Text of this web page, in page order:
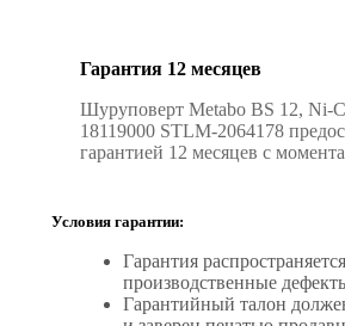
Гарантия 12 месяцев
Шуруповерт Metabo BS 12, Ni-
18119000 STLM-2064178
гарантией 12 месяцев с
Условия гарантии:
Гарантия
производственные
Гарантийный талон